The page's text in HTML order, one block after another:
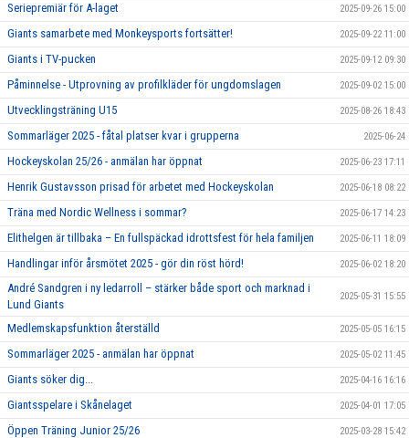
Seriepremiär för A-laget 2025-09-26 15:00
Giants samarbete med Monkeysports fortsätter! 2025-09-22 11:00
Giants i TV-pucken 2025-09-12 09:30
Påminnelse - Utprovning av profilkläder för ungdomslagen 2025-09-02 15:00
Utvecklingsträning U15 2025-08-26 18:43
Sommarläger 2025 - fåtal platser kvar i grupperna 2025-06-24
Hockeyskolan 25/26 - anmälan har öppnat 2025-06-23 17:11
Henrik Gustavsson prisad för arbetet med Hockeyskolan 2025-06-18 08:22
Träna med Nordic Wellness i sommar? 2025-06-17 14:23
Elithelgen är tillbaka – En fullspäckad idrottsfest för hela familjen 2025-06-11 18:09
Handlingar inför årsmötet 2025 - gör din röst hörd! 2025-06-02 18:20
André Sandgren i ny ledarroll – stärker både sport och marknad i
Lund Giants
2025-05-31 15:55
Medlemskapsfunktion återställd 2025-05-05 16:15
Sommarläger 2025 - anmälan har öppnat 2025-05-02 11:45
Giants söker dig... 2025-04-16 16:16
Giantsspelare i Skånelaget 2025-04-01 17:05
Öppen Träning Junior 25/26 2025-03-28 15:42